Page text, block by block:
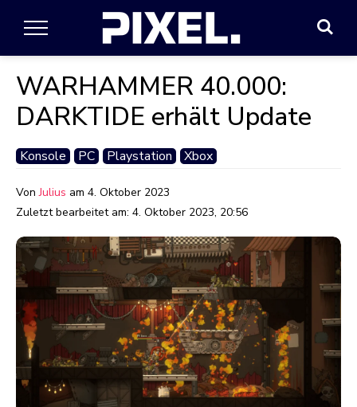
WARHAMMER 40.000:
DARKTIDE erhält Update
Konsole PC Playstation Xbox
VonJulius am 4. Oktober 2023
Zuletzt bearbeitet am: 4. Oktober 2023, 20:56